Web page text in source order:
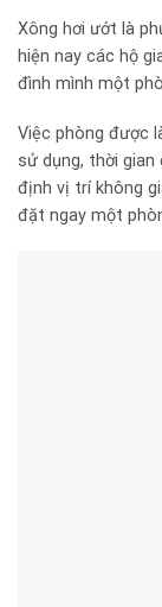
Xông hơi ướt là
hiện nay các hộ
đình mình một
Việc phòng được
sử dụng, thời gian
định vị trí không
đặt ngay một